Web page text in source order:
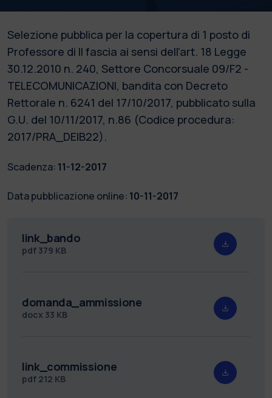
Selezione pubblica per la copertura di 1 posto di
Professore di II fascia ai sensi dell’art. 18 Legge
30.12.2010 n. 240, Settore Concorsuale 09/F2 -
TELECOMUNICAZIONI, bandita con Decreto
Rettorale n. 6241 del 17/10/2017, pubblicato sulla
G.U. del 10/11/2017, n.86 (Codice procedura:
2017/PRA_DEIB22).
Scadenza: 11-12-2017
Data pubblicazione online: 10-11-2017
link_bando
pdf 379 KB
domanda_ammissione
docx 33 KB
link_commissione
pdf 212 KB